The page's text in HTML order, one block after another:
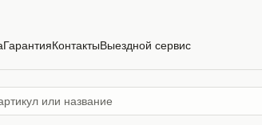
ГарантияКонтактыВыездной сервис